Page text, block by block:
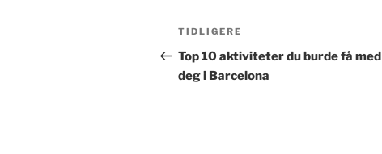
Innleggsnavigasjon
Forrige
innlegg
TIDLIGERE
Top 10 aktiviteter du burde få med
deg i Barcelona